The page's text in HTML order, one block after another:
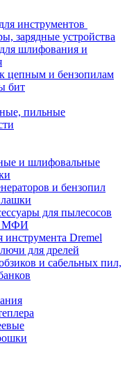
инструментов
зарядные устройства
шлифования и
цепным и бензопилам
бит
пильные
и шлифовальные
и бензопил
для пылесосов
МФИ
инструмента Dremel
для дрелей
и сабельных пил,